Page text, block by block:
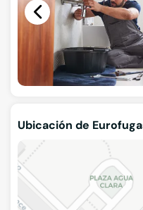
Ubicación de